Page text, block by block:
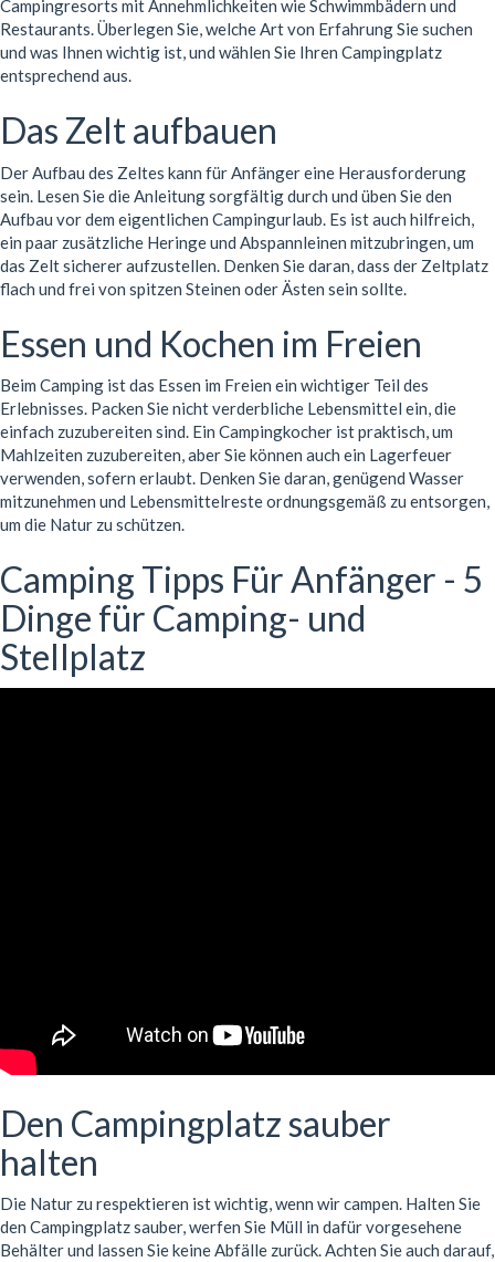
Campingresorts mit Annehmlichkeiten wie Schwimmbädern und
Restaurants. Überlegen Sie, welche Art von Erfahrung Sie suchen
und was Ihnen wichtig ist, und wählen Sie Ihren Campingplatz
entsprechend aus.
Das Zelt aufbauen
Der Aufbau des Zeltes kann für Anfänger eine Herausforderung
sein. Lesen Sie die Anleitung sorgfältig durch und üben Sie den
Aufbau vor dem eigentlichen Campingurlaub. Es ist auch hilfreich,
ein paar zusätzliche Heringe und Abspannleinen mitzubringen, um
das Zelt sicherer aufzustellen. Denken Sie daran, dass der Zeltplatz
flach und frei von spitzen Steinen oder Ästen sein sollte.
Essen und Kochen im Freien
Beim Camping ist das Essen im Freien ein wichtiger Teil des
Erlebnisses. Packen Sie nicht verderbliche Lebensmittel ein, die
einfach zuzubereiten sind. Ein Campingkocher ist praktisch, um
Mahlzeiten zuzubereiten, aber Sie können auch ein Lagerfeuer
verwenden, sofern erlaubt. Denken Sie daran, genügend Wasser
mitzunehmen und Lebensmittelreste ordnungsgemäß zu entsorgen,
um die Natur zu schützen.
Camping Tipps Für Anfänger - 5
Dinge für Camping- und
Stellplatz
Den Campingplatz sauber
halten
Die Natur zu respektieren ist wichtig, wenn wir campen. Halten Sie
den Campingplatz sauber, werfen Sie Müll in dafür vorgesehene
Behälter und lassen Sie keine Abfälle zurück. Achten Sie auch darauf,